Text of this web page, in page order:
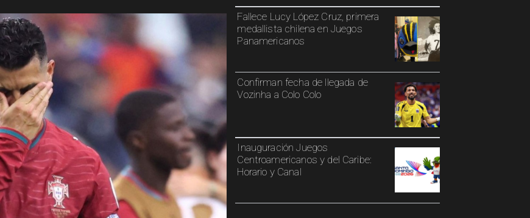
Fallece Lucy López Cruz, primera
medallista chilena en Juegos
Panamericanos
Confirman fecha de llegada de
Vozinha a Colo Colo
Inauguración Juegos
Centroamericanos y del Caribe:
Horario y Canal